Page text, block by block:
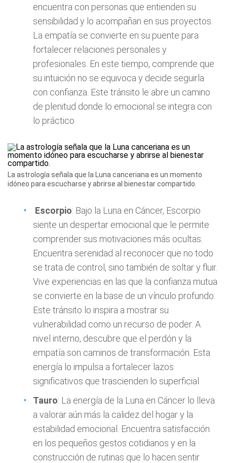
encuentra con personas que entienden su
sensibilidad y lo acompañan en sus proyectos.
La empatía se convierte en su puente para
fortalecer relaciones personales y
profesionales. En este tiempo, comprende que
su intuición no se equivoca y decide seguirla
con confianza. Este tránsito le abre un camino
de plenitud donde lo emocional se integra con
lo práctico
La astrología señala que la Luna canceriana es un momento
idóneo para escucharse y abrirse al bienestar compartido.
Escorpio: Bajo la Luna en Cáncer, Escorpio
siente un despertar emocional que le permite
comprender sus motivaciones más ocultas.
Encuentra serenidad al reconocer que no todo
se trata de control, sino también de soltar y fluir.
Vive experiencias en las que la confianza mutua
se convierte en la base de un vínculo profundo.
Este tránsito lo inspira a mostrar su
vulnerabilidad como un recurso de poder. A
nivel interno, descubre que el perdón y la
empatía son caminos de transformación. Esta
energía lo impulsa a fortalecer lazos
significativos que trascienden lo superficial
Tauro: La energía de la Luna en Cáncer lo lleva
a valorar aún más la calidez del hogar y la
estabilidad emocional. Encuentra satisfacción
en los pequeños gestos cotidianos y en la
construcción de rutinas que lo hacen sentir